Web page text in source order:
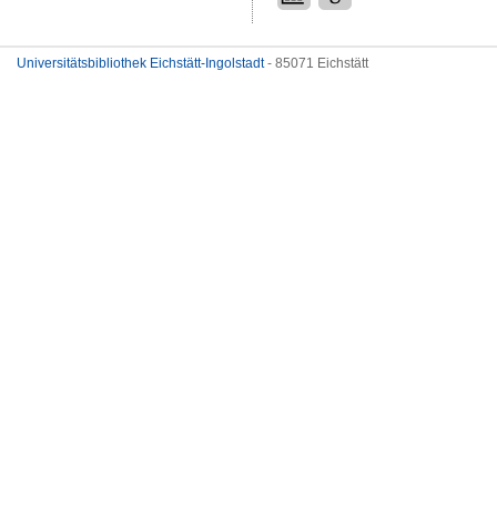
Universitätsbibliothek Eichstätt-Ingolstadt- 85071 Eichstätt